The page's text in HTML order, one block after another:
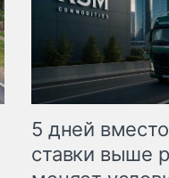
5 дней
ставки выше